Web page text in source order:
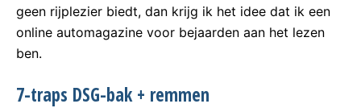
geen rijplezier biedt, dan krijg ik het idee dat ik een
online automagazine voor bejaarden aan het lezen
ben.
7-traps DSG-bak + remmen